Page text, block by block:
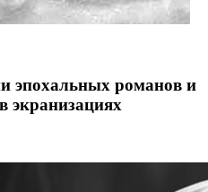
эпохальных романов и
экранизациях